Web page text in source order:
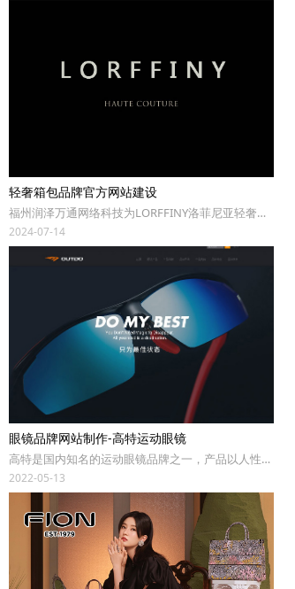
轻奢箱包品牌官方网站建设
福州润泽万通网络科技为LORFFINY洛菲尼亚轻奢箱包品牌打造品牌官网，围绕“质感、简约、国际化”的设计理念，提供品牌视觉体系升级、响应式多端适配、全球化多语言电商功能集成及SEO数据驱动优化等一站式服务。
2024-07-14
眼镜品牌网站制作-高特运动眼镜
高特是国内知名的运动眼镜品牌之一，产品以人性化的设计为诉求，以科技和创新为手段，提倡健康向上的生活方式，以全新的设计理念引发眼镜界运动时尚的新潮流。网站作为品牌展示的重要途径，润泽万通RUNTOP从高特的中高端定位出发，进行整体页面形象升级及技术优化，让官网能更完美的体现品牌定位，提升阅读性。
2022-05-13